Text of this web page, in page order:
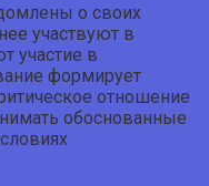
о своих
участвуют в
участие в
формирует
отношение
обоснованные